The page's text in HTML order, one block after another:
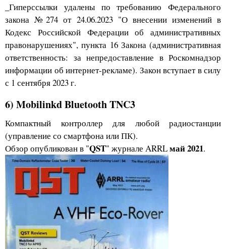
_Гиперссылки удалены по требованию Федерального
закона №274 от 24.06.2023 "О внесении изменений в
Кодекс Российской Федерации об административных
правонарушениях", пункта 16 Закона (административная
ответственность: за непредоставление в Роскомнадзор
информации об интернет-рекламе). Закон вступает в силу
с 1 сентября 2023 г.
6) Mobilinkd Bluetooth TNC3
Компактный контроллер для любой радиостанции
(управление со смартфона или ПК).
Обзор опубликован в "QST" журнале ARRLмай 2021.